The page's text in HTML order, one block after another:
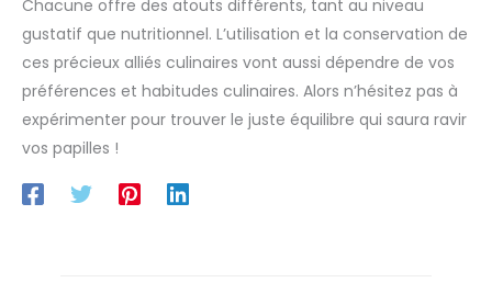
Chacune offre des atouts différents, tant au niveau
gustatif que nutritionnel. L’utilisation et la conservation de
ces précieux alliés culinaires vont aussi dépendre de vos
préférences et habitudes culinaires. Alors n’hésitez pas à
expérimenter pour trouver le juste équilibre qui saura ravir
vos papilles !